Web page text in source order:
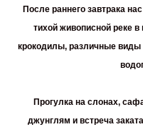
После раннего завтрака
тихой живописной реке
крокодилы, различные
Прогулка на слонах,
джунглям и встреча